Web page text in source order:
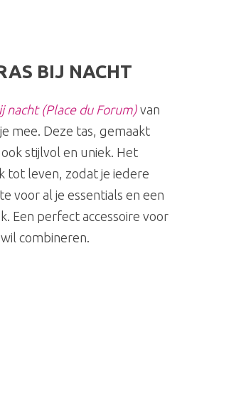
BIJ NACHT
nacht (Place du Forum)van
mee. Deze tas, gemaakt
stijlvol en uniek. Het
tot leven, zodat je iedere
voor al je essentials en een
Een perfect accessoire voor
combineren.